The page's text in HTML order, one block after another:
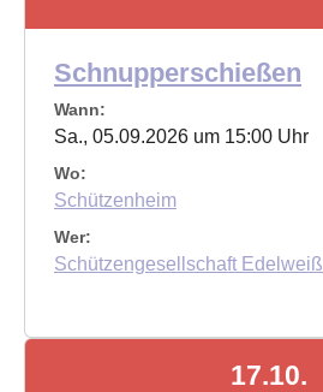
Schnupperschießen
Wann:
Sa., 05.09.2026 um 15:00 Uhr
Wo:
Schützenheim
Wer:
Schützengesellschaft Edelweiß
17.10.